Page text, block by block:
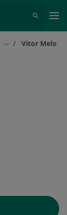
Mudar de cidade
Vitor Melo